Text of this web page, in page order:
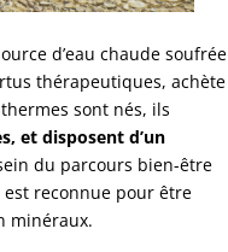
d’eau chaude soufrée
thérapeutiques, achète
sont nés, ils
et disposent d’un
du parcours bien-être
est reconnue pour être
minéraux.